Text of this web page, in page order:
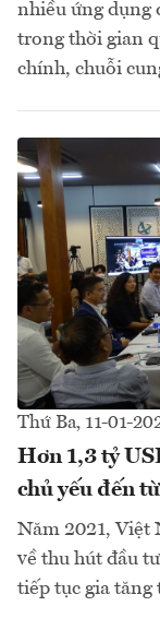
nhiều ứng dụng
trong thời gian
chính, chuỗi
Thứ Ba, 11-01-
Hơn 1,3 tỷ
chủ yếu đến
Năm 2021, Việt
về thu hút đầu
tiếp tục gia